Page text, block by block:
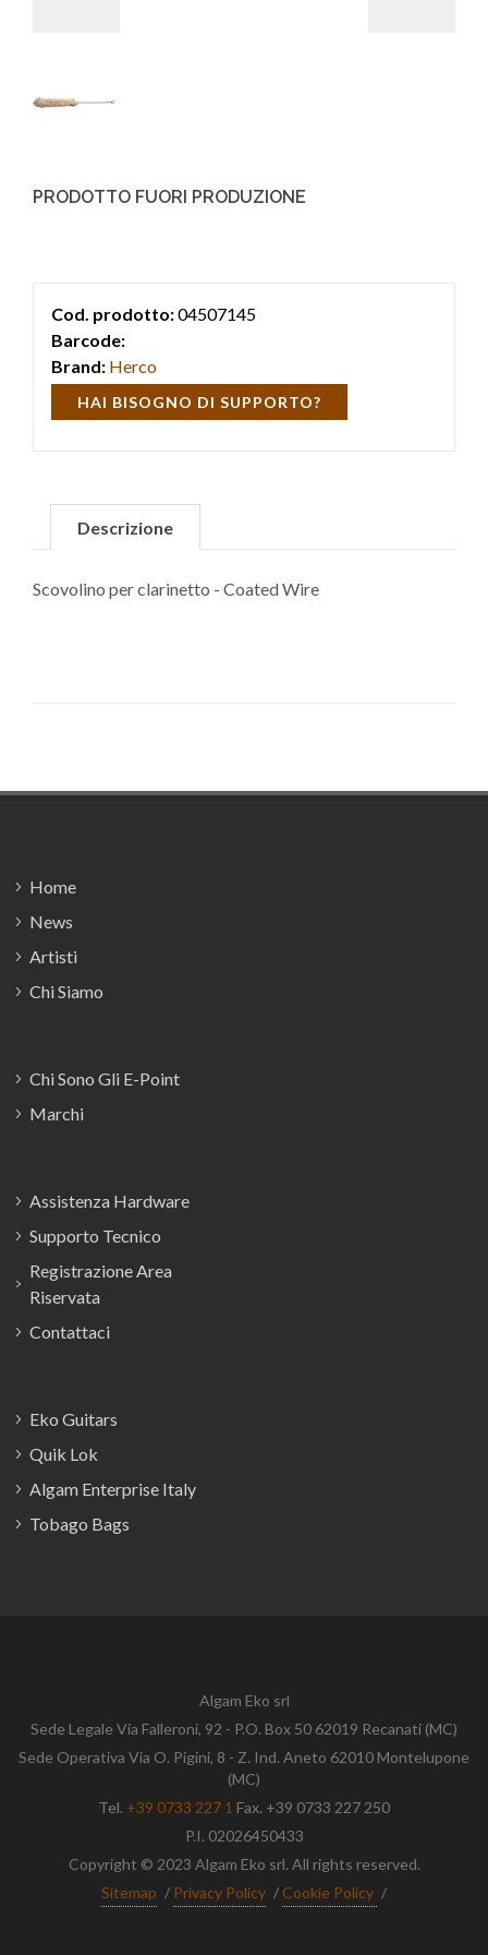
PRODOTTO FUORI PRODUZIONE
Cod. prodotto:04507145
Barcode:
Brand: Herco
HAI BISOGNO DI SUPPORTO?
Descrizione
Scovolino per clarinetto - Coated Wire
Home
News
Artisti
Chi Siamo
Chi Sono Gli E-Point
Marchi
Assistenza Hardware
Supporto Tecnico
Registrazione Area
Riservata
Contattaci
Eko Guitars
Quik Lok
Algam Enterprise Italy
Tobago Bags
Algam Eko srl
Sede Legale Via Falleroni, 92 - P.O. Box 50 62019 Recanati (MC)
Sede Operativa Via O. Pigini, 8 - Z. Ind. Aneto 62010 Montelupone
(MC)
Tel. +39 0733 227 1 Fax. +39 0733 227 250
P.I. 02026450433
Copyright © 2023 Algam Eko srl. All rights reserved.
Sitemap / Privacy Policy / Cookie Policy /